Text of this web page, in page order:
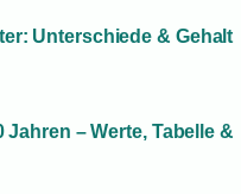
Unterschiede & Gehalt
– Werte, Tabelle &